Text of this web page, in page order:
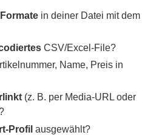
in deiner Datei mit dem
CSV/Excel-File?
Name, Preis in
(z. B. per Media-URL oder
Profil ausgewählt?